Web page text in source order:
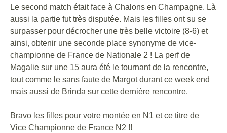
Le second match était face à Chalons en Champagne. Là
aussi la partie fut très disputée. Mais les filles ont su se
surpasser pour décrocher une très belle victoire (8-6) et
ainsi, obtenir une seconde place synonyme de vice-
championne de France de Nationale 2 ! La perf de
Magalie sur une 15 aura été le tournant de la rencontre,
tout comme le sans faute de Margot durant ce week end
mais aussi de Brinda sur cette dernière rencontre.
Bravo les filles pour votre montée en N1 et ce titre de
Vice Championne de France N2 !!